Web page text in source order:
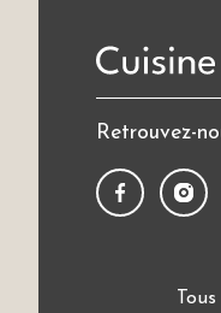
Retrouvez-